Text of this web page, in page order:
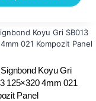
Koyu Gri
125×320 4mm 021
Panel